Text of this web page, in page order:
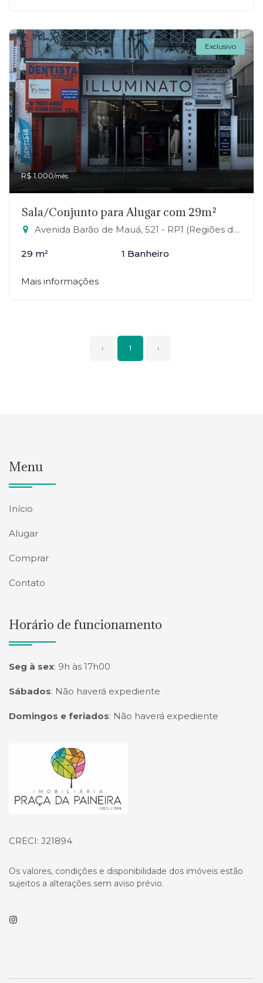
Exclusivo
R$ 1.000/mês
Sala/Conjunto para Alugar com 29m²
Avenida Barão de Mauá, 521 - RP1 (Regiões de Planejamento), Mauá-SP
29 m² 1 Banheiro
Mais informações
‹ 1 ›
Menu
Início
Alugar
Comprar
Contato
Horário de funcionamento
Seg à sex: 9h às 17h00
Sábados: Não haverá expediente
Domingos e feriados: Não haverá expediente
Página inicial
CRECI: J21894
Os valores, condições e disponibilidade dos imóveis estão
sujeitos a alterações sem aviso prévio.
Instagram